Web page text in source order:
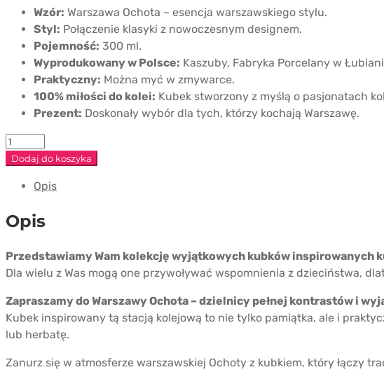
Wzór: Warszawa Ochota – esencja warszawskiego stylu.
Styl: Połączenie klasyki z nowoczesnym designem.
Pojemność: 300 ml.
Wyprodukowany w Polsce: Kaszuby, Fabryka Porcelany w
Praktyczny: Można myć w zmywarce.
100% miłości do kolei: Kubek stworzony z myślą o pasjonatach
Prezent: Doskonały wybór dla tych, którzy kochają Warszawę.
ilość
Kubek
Warszawa
Dodaj do koszyka
Opis
Opis
Przedstawiamy Wam kolekcję wyjątkowych kubków inspirowanych
Dla wielu z Was mogą one przywoływać wspomnienia z dzieciństwa,
Zapraszamy do Warszawy Ochota – dzielnicy pełnej kontrastów i
Kubek inspirowany tą stacją kolejową to nie tylko pamiątka, ale i
lub herbatę.
Zanurz się w atmosferze warszawskiej Ochoty z kubkiem, który łączy